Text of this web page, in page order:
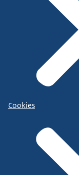
Cookies